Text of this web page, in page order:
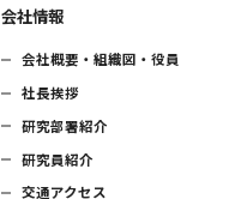
会社情報
会社概要・組織図・役員
社長挨拶
研究部署紹介
研究員紹介
交通アクセス